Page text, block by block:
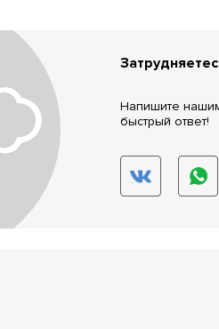
Напишите
быстрый ответ!